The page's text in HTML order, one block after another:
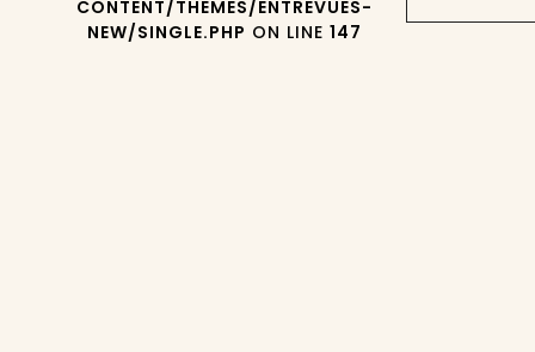
CONTENT/THEMES/ENTREVUES-
NEW/SINGLE.PHP ON LINE 147